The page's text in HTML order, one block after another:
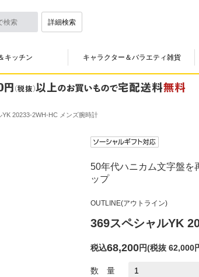
詳細検索
キッチン キャラクター＆バラエティ雑貨
YK 20233-2WH-HC メンズ腕時計
50年代ハニカム文字盤を
ップ
OUTLINE(アウトライン)
369スペシャルYK
税込68,200円(税抜 62,000
数 量